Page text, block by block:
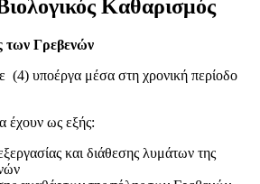
Καθαρισμός
των Γρεβενών
(4) υποέργα μέσα στη χρονική περίοδο
έχουν ως εξής:
και διάθεσης λυμάτων της